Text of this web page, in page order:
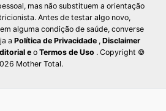
mas não substituem a orientação
Antes de testar algo novo,
alguma condição de saúde, converse
a Política de Privacidade , Disclaimer
e o Termos de Uso . Copyright ©
Mother Total.